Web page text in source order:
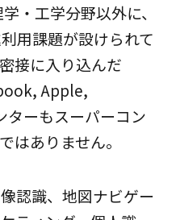
・工学分野以外に、
用課題が設けられて
接に入り込んだ
Apple,
ーもスーパーコン
はありません。
認識、地図ナビゲー